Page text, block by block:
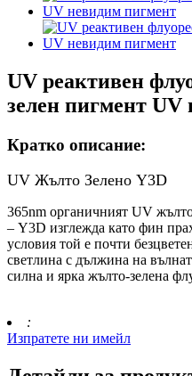
UV реактивен
зелен пигмент
Кратко описание:
UV Жълто Зелено Y3D
365nm органичният UV
– Y3D изглежда като фин
условия той е почти
светлина с дължина на
силна и ярка жълто-зелена
:
Изпратете ни имейл